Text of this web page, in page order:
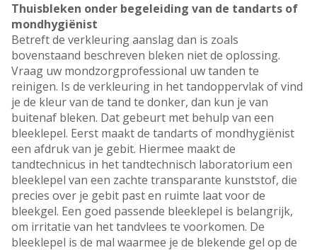
Thuisbleken onder begeleiding van de tandarts of
mondhygiënist
Betreft de verkleuring aanslag dan is zoals
bovenstaand beschreven bleken niet de oplossing.
Vraag uw mondzorgprofessional uw tanden te
reinigen. Is de verkleuring in het tandoppervlak of vind
je de kleur van de tand te donker, dan kun je van
buitenaf bleken. Dat gebeurt met behulp van een
bleeklepel. Eerst maakt de tandarts of mondhygiënist
een afdruk van je gebit. Hiermee maakt de
tandtechnicus in het tandtechnisch laboratorium een
bleeklepel van een zachte transparante kunststof, die
precies over je gebit past en ruimte laat voor de
bleekgel. Een goed passende bleeklepel is belangrijk,
om irritatie van het tandvlees te voorkomen. De
bleeklepel is de mal waarmee je de blekende gel op de